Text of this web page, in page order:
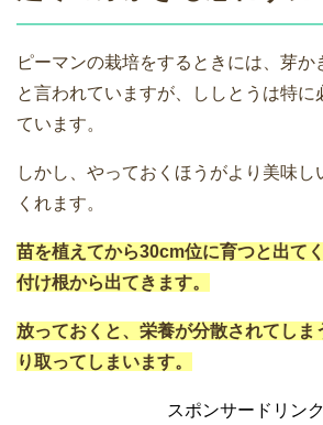
ピーマンの栽培をするときには、芽
と言われていますが、ししとうは特に
ています。
しかし、やっておくほうがより美味し
くれます。
苗を植えてから30cm位に育つと出て
付け根から出てきます。
放っておくと、栄養が分散されてしま
り取ってしまいます。
スポンサードリンク